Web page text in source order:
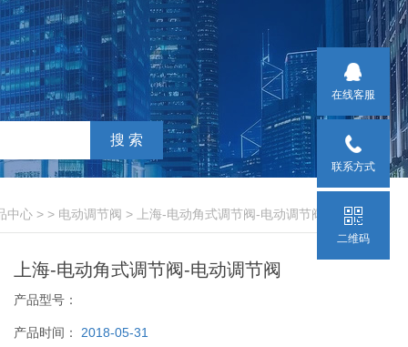
中心 > > 电动调节阀 > 上海-电动角式调节阀-电动调节阀
上海-电动角式调节阀-电动调节阀
产品型号：
产品时间： 2018-05-31
在线客服
联系方式
二维码